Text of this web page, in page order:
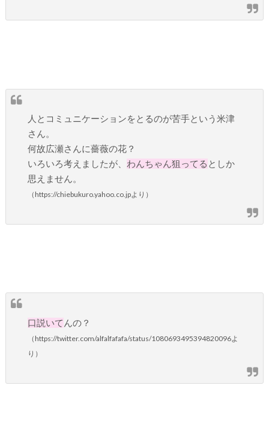
人とコミュニケーションをとるのが苦手という米津
さん。
何故広瀬さんに薔薇の花？
いろいろ考えましたが、 わんちゃん狙ってる としか
思えません。
（https://chiebukuro.yahoo.co.jpより）
口説いて んの？
（https://twitter.com/alfalfafafa/status/1080693495394820096よ
り）